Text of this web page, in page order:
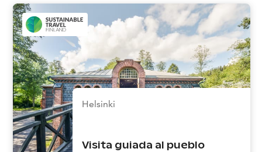
Helsinki
Visita guiada al pueblo